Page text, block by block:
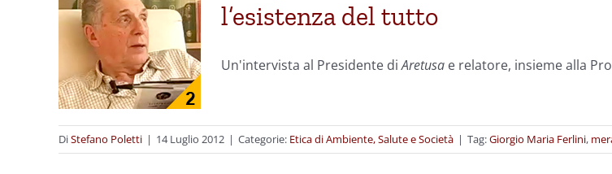
l’esistenza del tutto
Un'intervista al Presidente diAretusa e relatore, insieme alla
DiStefano Poletti | 14 Luglio 2012 | Categorie: Etica di Ambiente, Salute e Società | Tag:Giorgio Maria Ferlini,